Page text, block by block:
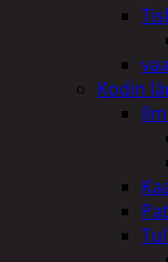
Kodin